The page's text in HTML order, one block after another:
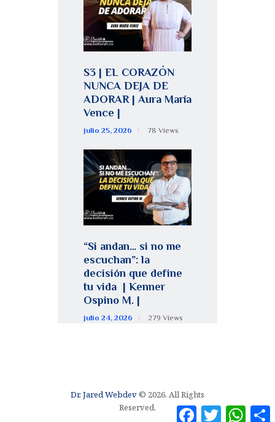
S3 | EL CORAZÓN
NUNCA DEJA DE
ADORAR | Aura María
Vence |
julio 25, 2026 78 Views
“Si andan… si no me
escuchan”: la
decisión que define
tu vida | Kenner
Ospino M. |
julio 24, 2026 279 Views
Dr. Jared Webdev© 2026. All Rights
Reserved.
T
W